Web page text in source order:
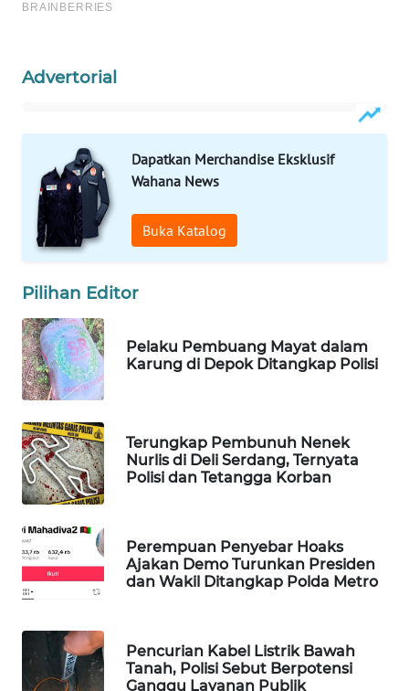
Advertorial
Dapatkan Merchandise Eksklusif
Wahana News
Buka Katalog
Pilihan Editor
Pelaku Pembuang Mayat dalam
Karung di Depok Ditangkap Polisi
Terungkap Pembunuh Nenek
Nurlis di Deli Serdang, Ternyata
Polisi dan Tetangga Korban
Perempuan Penyebar Hoaks
Ajakan Demo Turunkan Presiden
dan Wakil Ditangkap Polda Metro
Pencurian Kabel Listrik Bawah
Tanah, Polisi Sebut Berpotensi
Ganggu Layanan Publik
WAHANA
OTOMOTIF
WAHANA
HEALTH
WAHANA
DESA
WISATA
LAPAK
Wahana
Network
LISTRIK
MASYARAKAT
WALINKI
ID